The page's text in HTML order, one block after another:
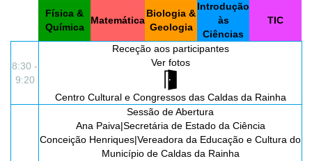
Física &
Química
Matemática
Biologia &
Geologia
Introdução
às
Ciências
TIC
8:30 -
9:20
Receção aos participantes
Ver fotos
Centro Cultural e Congressos das Caldas da Rainha
Sessão de Abertura
Ana Paiva|Secretária de Estado da Ciência
Conceição Henriques|Vereadora da Educação e Cultura do
Município de Caldas da Rainha